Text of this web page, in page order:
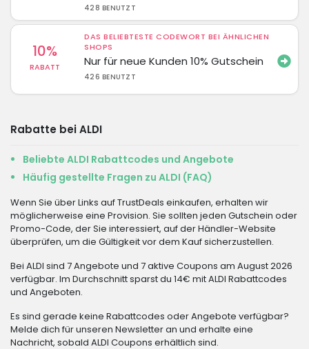
428 BENUTZT
10%
RABATT
DAS BELIEBTESTE CODEWORT BEI ÄHNLICHEN
SHOPS
Nur für neue Kunden 10% Gutschein
426 BENUTZT
Rabatte bei ALDI
Beliebte ALDI Rabattcodes und Angebote
Häufig gestellte Fragen zu ALDI (FAQ)
Wenn Sie über Links auf TrustDeals einkaufen, erhalten wir
möglicherweise eine Provision. Sie sollten jeden Gutschein oder
Promo-Code, der Sie interessiert, auf der Händler-Website
überprüfen, um die Gültigkeit vor dem Kauf sicherzustellen.
Bei ALDI sind 7 Angebote und 7 aktive Coupons am August 2026
verfügbar. Im Durchschnitt sparst du 14€ mit ALDI Rabattcodes
und Angeboten.
Es sind gerade keine Rabattcodes oder Angebote verfügbar?
Melde dich für unseren Newsletter an und erhalte eine
Nachricht, sobald ALDI Coupons erhältlich sind.